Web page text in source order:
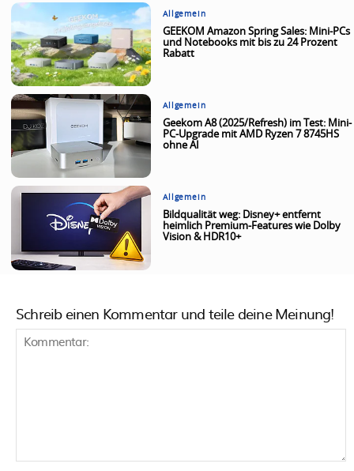
Allgemein
GEEKOM Amazon Spring Sales: Mini-PCs
und Notebooks mit bis zu 24 Prozent
Rabatt
Allgemein
Geekom A8 (2025/Refresh) im Test: Mini-
PC-Upgrade mit AMD Ryzen 7 8745HS
ohne AI
Allgemein
Bildqualität weg: Disney+ entfernt
heimlich Premium-Features wie Dolby
Vision & HDR10+
Schreib einen Kommentar und teile deine Meinung!